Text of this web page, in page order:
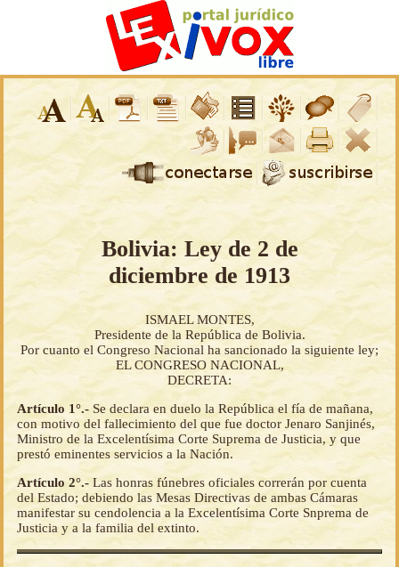
Bolivia: Ley de 2 de
diciembre de 1913
ISMAEL MONTES,
Presidente de la República de Bolivia.
Por cuanto el Congreso Nacional ha sancionado la siguiente ley;
EL CONGRESO NACIONAL,
DECRETA:
Artículo 1°.- Se declara en duelo la República el fía de mañana,
con motivo del fallecimiento del que fue doctor Jenaro Sanjinés,
Ministro de la Excelentísima Corte Suprema de Justicia, y que
prestó eminentes servicios a la Nación.
Artículo 2°.- Las honras fúnebres oficiales correrán por cuenta
del Estado; debiendo las Mesas Directivas de ambas Cámaras
manifestar su cendolencia a la Excelentísima Corte Snprema de
Justicia y a la familia del extinto.